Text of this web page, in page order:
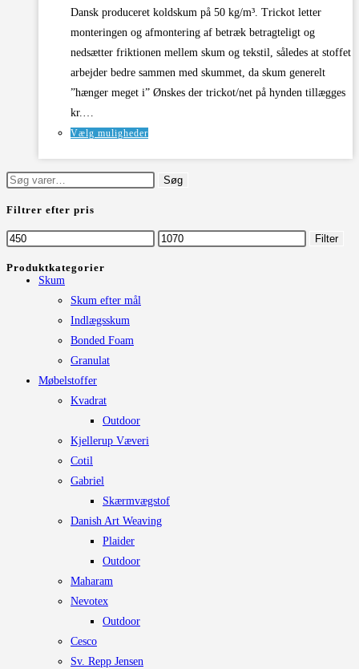
Dansk produceret koldskum på 50 kg/m³. Trickot letter
monteringen og afmontering af betræk betragteligt og
nedsætter friktionen mellem skum og tekstil, således at stoffet
arbejder bedre sammen med skummet, da skum generelt
”hænger meget i” Ønskes der trickot/net på hynden tillægges
kr.…
Vælg muligheder
har
flere
Mulighederne
Søg
Søg
Filtrer efter pris
Mindste
Højeste
Filter
Produktkategorier
Skum
Skum efter mål
Indlægsskum
Bonded Foam
Granulat
Møbelstoffer
Kvadrat
Outdoor
Kjellerup Væveri
Cotil
Gabriel
Skærmvægstof
Danish Art Weaving
Plaider
Outdoor
Maharam
Nevotex
Outdoor
Cesco
Sv. Repp Jensen